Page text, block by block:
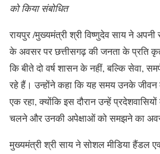
को किया संबोधित
रायपुर /मुख्यमंत्री श्री विष्णुदेव साय ने अपनी
के अवसर पर छत्तीसगढ़ की जनता के प्रति
कि बीते दो वर्ष शासन के नहीं, बल्कि सेवा,
रहे हैं। उन्होंने कहा कि यह समय उनके जीवन
एक रहा, क्योंकि इस दौरान उन्हें
चलने और उनकी अपेक्षाओं को समझने का
मुख्यमंत्री श्री साय ने सोशल मीडिया हैंडल